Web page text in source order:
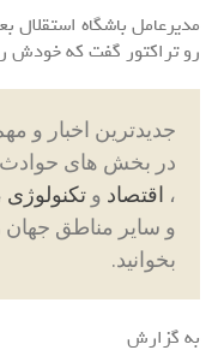
مدیرعامل باشگاه استقلال
رو تراکتور گفت که خودش
در بخش های حوادث
، اقتصاد و تکنولوژی
و سایر مناطق
بخوانید.
به گزارش